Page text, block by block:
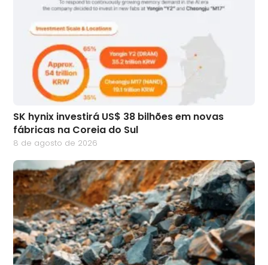
SK hynix investirá US$ 38 bilhões em novas
fábricas na Coreia do Sul
8 de agosto de 2026